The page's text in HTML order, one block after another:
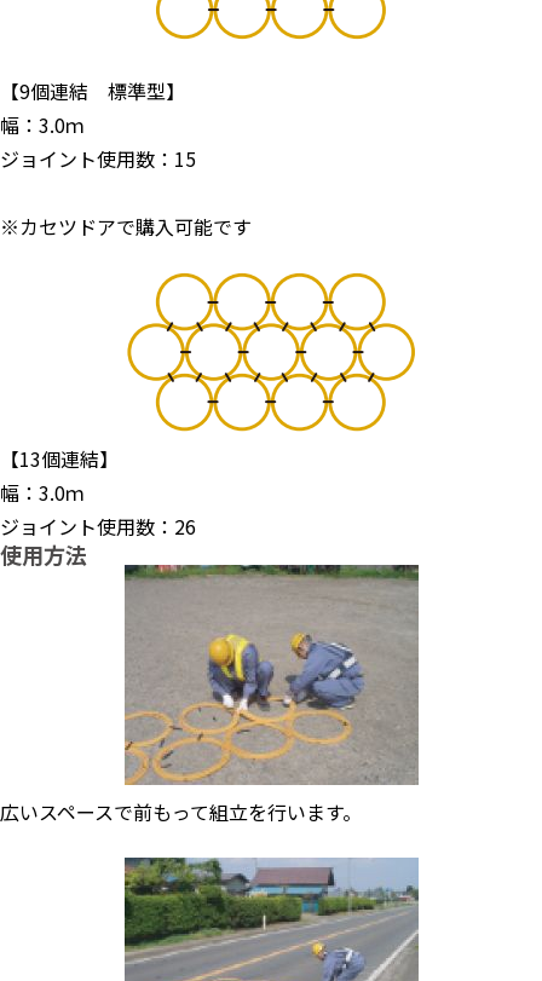
【9個連結 標準型】
幅：3.0ｍ
ジョイント使用数：15
※カセツドアで購入可能です
【13個連結】
幅：3.0ｍ
ジョイント使用数：26
使用方法
広いスペースで前もって組立を行います。